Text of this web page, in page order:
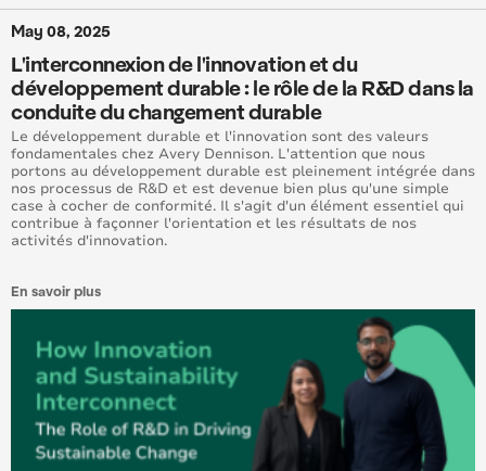
May 08, 2025
L'interconnexion de l'innovation et du
développement durable : le rôle de la R&D dans la
conduite du changement durable
Le développement durable et l'innovation sont des valeurs
fondamentales chez Avery Dennison. L'attention que nous
portons au développement durable est pleinement intégrée dans
nos processus de R&D et est devenue bien plus qu'une simple
case à cocher de conformité. Il s'agit d'un élément essentiel qui
contribue à façonner l'orientation et les résultats de nos
activités d'innovation.
En savoir plus